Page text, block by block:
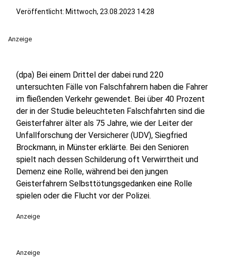
Veröffentlicht: Mittwoch, 23.08.2023 14:28
Anzeige
(dpa) Bei einem Drittel der dabei rund 220
untersuchten Fälle von Falschfahrern haben die Fahrer
im fließenden Verkehr gewendet. Bei über 40 Prozent
der in der Studie beleuchteten Falschfahrten sind die
Geisterfahrer älter als 75 Jahre, wie der Leiter der
Unfallforschung der Versicherer (UDV), Siegfried
Brockmann, in Münster erklärte. Bei den Senioren
spielt nach dessen Schilderung oft Verwirrtheit und
Demenz eine Rolle, während bei den jungen
Geisterfahrern Selbsttötungsgedanken eine Rolle
spielen oder die Flucht vor der Polizei.
Anzeige
Anzeige